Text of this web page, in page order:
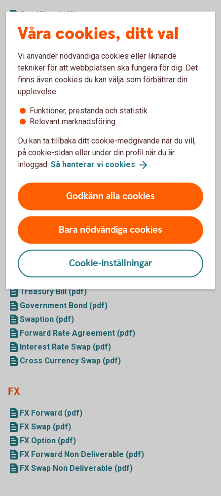
Certifikat (pdf)
ETF:er & Warranter (pdf)
Räntebevis (pdf)
Obligationer/Strukturerade produkter
Obligationer (pdf)
Strukturerade Produkter - Andrahandsmarknaden
(pdf)
Terminer/Optioner
Terminer - Aktier (pdf)
Terminer - Index (pdf)
Optioner - Aktier (pdf)
Optioner - Index (pdf)
Credits & Fixed Income
Floating Rate Note (pdf)
Treasury Bill (pdf)
Government Bond (pdf)
Swaption (pdf)
Forward Rate Agreement (pdf)
Interest Rate Swap (pdf)
Cross Currency Swap (pdf)
FX
FX Forward (pdf)
FX Swap (pdf)
FX Option (pdf)
FX Forward Non Deliverable (pdf)
FX Swap Non Deliverable (pdf)
Våra cookies, ditt val
Vi använder nödvändiga cookies eller liknande
tekniker för att webbplatsen ska fungera för dig. Det
finns även cookies du kan välja som förbättrar din
upplevelse:
Funktioner, prestanda och statistik
Relevant marknadsföring
Du kan ta tillbaka ditt cookie-medgivande när du vill,
på cookie-sidan eller under din profil när du är
inloggad. Så hanterar vi cookies .
Godkänn alla cookies
Bara nödvändiga cookies
Cookie-inställningar